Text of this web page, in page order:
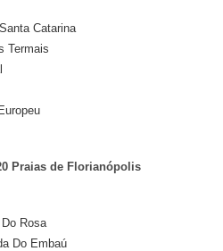
Catarina
Termais
Praias de Florianópolis
Do Rosa
Do Embaú